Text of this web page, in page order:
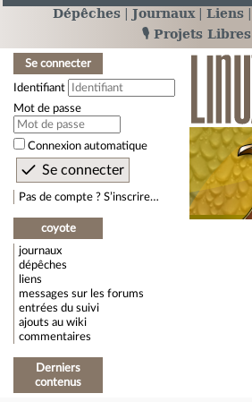
Dépêches Journaux Liens
🎙️ Projets Libres
Se connecter
Identifiant
Mot de passe
Connexion automatique
Pas de compte ? S’inscrire…
coyote
journaux
dépêches
liens
messages sur les forums
entrées du suivi
ajouts au wiki
commentaires
Derniers
contenus